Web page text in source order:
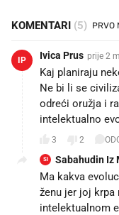
KOMENTARI (5)
IP Ivica Prus prije 2
Kaj planiraju
Ne bi li se
odreći oružja i
intelektualno
3 2
SI Sabahudin Iz
Ma kakva
ženu jer joj krpa
intelektualnom